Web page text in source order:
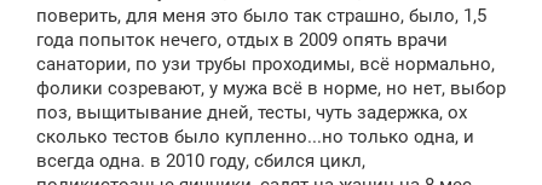
поверить, для меня это было так страшно, было, 1,5
года попыток нечего, отдых в 2009 опять врачи
санатории, по узи трубы проходимы, всё нормально,
фолики созревают, у мужа всё в норме, но нет, выбор
поз, выщитывание дней, тесты, чуть задержка, ох
сколько тестов было купленно...но только одна, и
всегда одна. в 2010 году, сбился цикл,